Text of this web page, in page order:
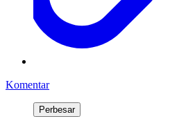
Komentar
Perbesar